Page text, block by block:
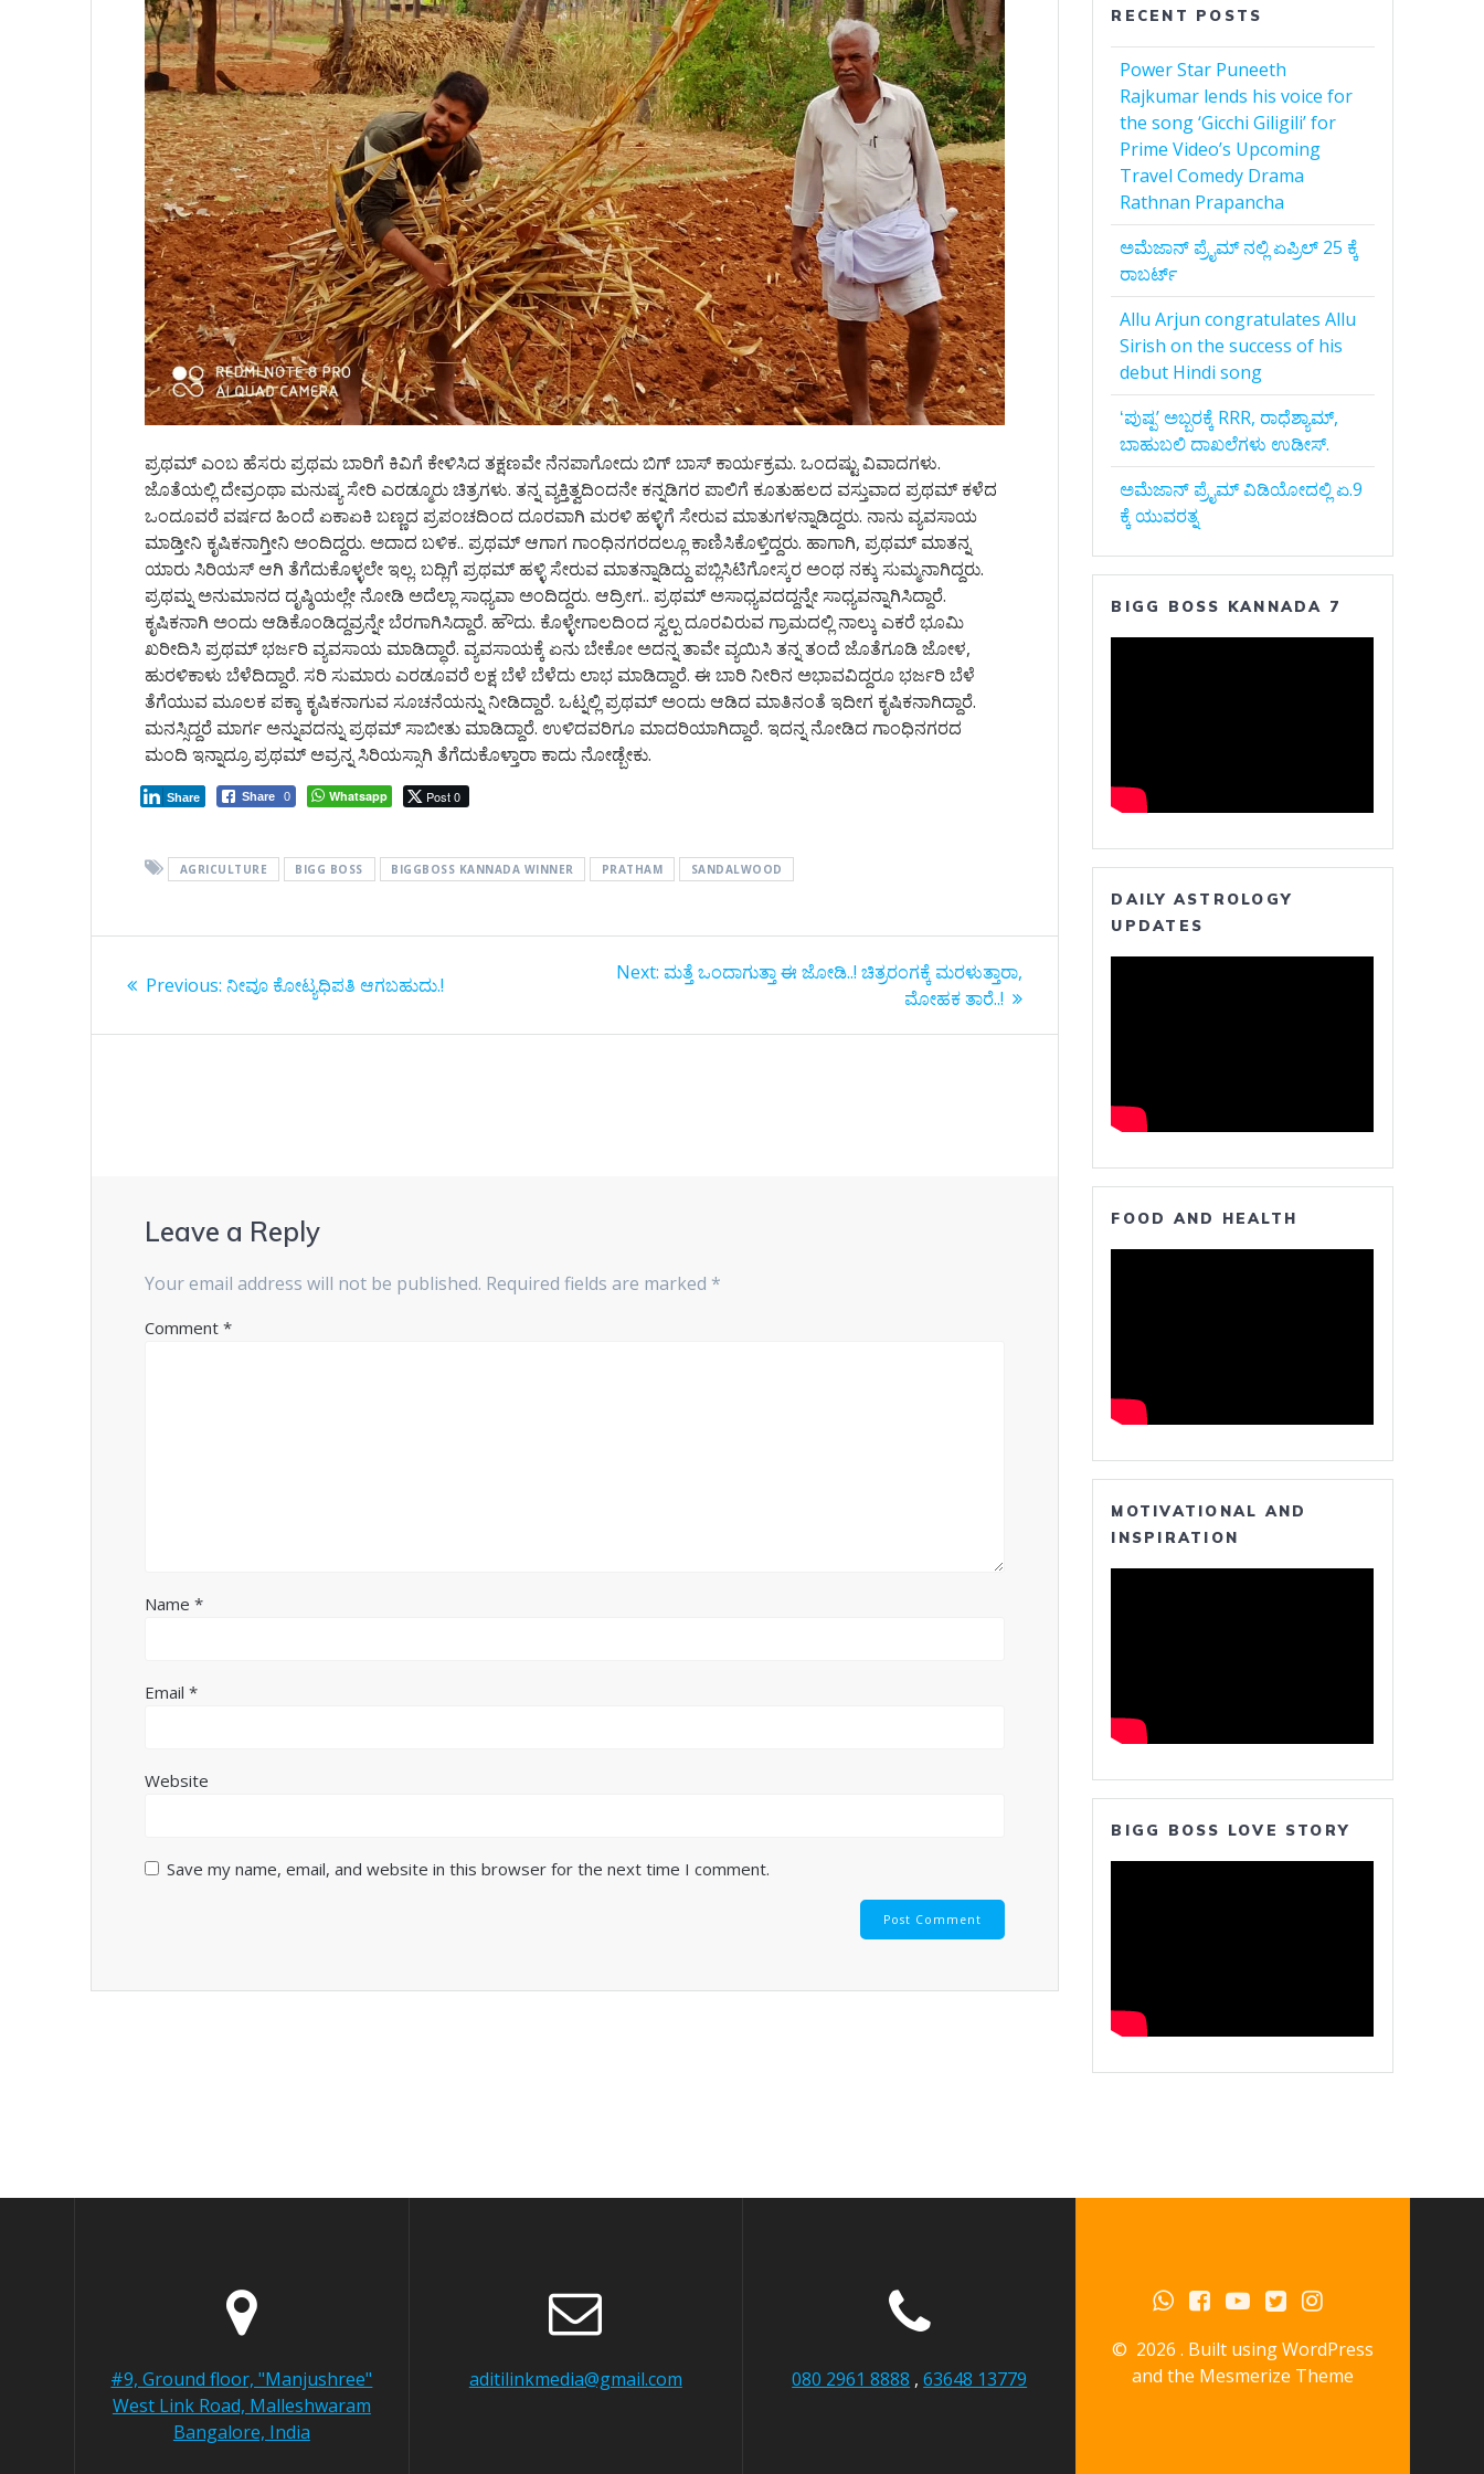
ಪ್ರಥಮ್ ಎಂಬ ಹೆಸರು ಪ್ರಥಮ ಬಾರಿಗೆ ಕಿವಿಗೆ ಕೇಳಿಸಿದ ತಕ್ಷಣವೇ ನೆನಪಾಗೋದು ಬಿಗ್ ಬಾಸ್ ಕಾರ್ಯಕ್ರಮ. ಒಂದಷ್ಟು ವಿವಾದಗಳು.
ಜೊತೆಯಲ್ಲಿ ದೇವ್ರಂಥಾ ಮನುಷ್ಯ ಸೇರಿ ಎರಡ್ಮೂರು ಚಿತ್ರಗಳು. ತನ್ನ ವ್ಯಕ್ತಿತ್ವದಿಂದನೇ ಕನ್ನಡಿಗರ ಪಾಲಿಗೆ ಕೂತುಹಲದ ವಸ್ತುವಾದ ಪ್ರಥಮ್ ಕಳೆದ
ಒಂದೂವರೆ ವರ್ಷದ ಹಿಂದೆ ಏಕಾಏಕಿ ಬಣ್ಣದ ಪ್ರಪಂಚದಿಂದ ದೂರವಾಗಿ ಮರಳಿ ಹಳ್ಳಿಗೆ ಸೇರುವ ಮಾತುಗಳನ್ನಾಡಿದ್ದರು. ನಾನು ವ್ಯವಸಾಯ
ಮಾಡ್ತೀನಿ ಕೃಷಿಕನಾಗ್ತೀನಿ ಅಂದಿದ್ದರು. ಅದಾದ ಬಳಿಕ.. ಪ್ರಥಮ್ ಆಗಾಗ ಗಾಂಧಿನಗರದಲ್ಲೂ ಕಾಣಿಸಿಕೊಳ್ತಿದ್ದರು. ಹಾಗಾಗಿ, ಪ್ರಥಮ್ ಮಾತನ್ನ
ಯಾರು ಸಿರಿಯಸ್ ಆಗಿ ತೆಗೆದುಕೊಳ್ಳಲೇ ಇಲ್ಲ. ಬದ್ಲಿಗೆ ಪ್ರಥಮ್ ಹಳ್ಳಿ ಸೇರುವ ಮಾತನ್ನಾಡಿದ್ದು ಪಬ್ಲಿಸಿಟಿಗೋಸ್ಕರ ಅಂಥ ನಕ್ಕು ಸುಮ್ಮನಾಗಿದ್ದರು.
ಪ್ರಥಮ್ನ ಅನುಮಾನದ ದೃಷ್ಠಿಯಲ್ಲೇ ನೋಡಿ ಅದೆಲ್ಲಾ ಸಾಧ್ಯವಾ ಅಂದಿದ್ದರು. ಆದ್ರೀಗ.. ಪ್ರಥಮ್ ಅಸಾಧ್ಯವದದ್ದನ್ನೇ ಸಾಧ್ಯವನ್ನಾಗಿಸಿದ್ದಾರೆ.
ಕೃಷಿಕನಾಗಿ ಅಂದು ಆಡಿಕೊಂಡಿದ್ದವ್ರನ್ನೇ ಬೆರಗಾಗಿಸಿದ್ದಾರೆ. ಹೌದು. ಕೊಳ್ಳೇಗಾಲದಿಂದ ಸ್ವಲ್ಪ ದೂರವಿರುವ ಗ್ರಾಮದಲ್ಲಿ ನಾಲ್ಕು ಎಕರೆ ಭೂಮಿ
ಖರೀದಿಸಿ ಪ್ರಥಮ್ ಭರ್ಜರಿ ವ್ಯವಸಾಯ ಮಾಡಿದ್ಧಾರೆ. ವ್ಯವಸಾಯಕ್ಕೆ ಏನು ಬೇಕೋ ಅದನ್ನ ತಾವೇ ವ್ಯಯಿಸಿ ತನ್ನ ತಂದೆ ಜೊತೆಗೂಡಿ ಜೋಳ,
ಹುರಳಿಕಾಳು ಬೆಳೆದಿದ್ದಾರೆ. ಸರಿ ಸುಮಾರು ಎರಡೂವರೆ ಲಕ್ಷ ಬೆಳೆ ಬೆಳೆದು ಲಾಭ ಮಾಡಿದ್ದಾರೆ. ಈ ಬಾರಿ ನೀರಿನ ಅಭಾವವಿದ್ದರೂ ಭರ್ಜರಿ ಬೆಳೆ
ತೆಗೆಯುವ ಮೂಲಕ ಪಕ್ಕಾ ಕೃಷಿಕನಾಗುವ ಸೂಚನೆಯನ್ನು ನೀಡಿದ್ದಾರೆ. ಒಟ್ನಲ್ಲಿ ಪ್ರಥಮ್ ಅಂದು ಆಡಿದ ಮಾತಿನಂತೆ ಇದೀಗ ಕೃಷಿಕನಾಗಿದ್ದಾರೆ.
ಮನಸ್ಸಿದ್ದರೆ ಮಾರ್ಗ ಅನ್ನುವದನ್ನು ಪ್ರಥಮ್ ಸಾಬೀತು ಮಾಡಿದ್ದಾರೆ. ಉಳಿದವರಿಗೂ ಮಾದರಿಯಾಗಿದ್ದಾರೆ. ಇದನ್ನ ನೋಡಿದ ಗಾಂಧಿನಗರದ
ಮಂದಿ ಇನ್ನಾದ್ರೂ ಪ್ರಥಮ್ ಅವ್ರನ್ನ ಸಿರಿಯಸ್ಸಾಗಿ ತೆಗೆದುಕೊಳ್ತಾರಾ ಕಾದು ನೋಡ್ಬೇಕು.
Share 0 Whatsapp Post 0
Share
AGRICULTURE BIGG BOSS BIGGBOSS KANNADA WINNER PRATHAM SANDALWOOD
navigation
Previous: Previous
ನೀವೂ ಕೋಟ್ಯಧಿಪತಿ ಆಗಬಹುದು.!
Next: Next
ಮತ್ತೆ ಒಂದಾಗುತ್ತಾ ಈ ಜೋಡಿ..! ಚಿತ್ರರಂಗಕ್ಕೆ ಮರಳುತ್ತಾರಾ,
ಮೋಹಕ ತಾರೆ..!
Leave a Reply
Your email address will not be published. Required fields are marked *
Comment*
Name*
Email*
Website
Save my name, email, and website in this browser for the next time I comment.
RECENT POSTS
Power Star Puneeth
Rajkumar lends his voice for
the song ‘Gicchi Giligili’ for
Prime Video’s Upcoming
Travel Comedy Drama
Rathnan Prapancha
ಅಮೆಜಾನ್‌ ಪ್ರೈಮ್‌ ನಲ್ಲಿ ಏಪ್ರಿಲ್‌ 25 ಕ್ಕೆ
ರಾಬರ್ಟ್‌
Allu Arjun congratulates Allu
Sirish on the success of his
debut Hindi song
ʻಪುಷ್ಪʼ ಅಬ್ಬರಕ್ಕೆ RRR, ರಾಧೆಶ್ಯಾಮ್,
ಬಾಹುಬಲಿ ದಾಖಲೆಗಳು ಉಡೀಸ್.
ಅಮೆಜಾನ್‌ ಪ್ರೈಮ್‌ ವಿಡಿಯೋದಲ್ಲಿ ಏ.9
ಕ್ಕೆ ಯುವರತ್ನ
BIGG BOSS KANNADA 7
DAILY ASTROLOGY
UPDATES
FOOD AND HEALTH
MOTIVATIONAL AND
INSPIRATION
BIGG BOSS LOVE STORY
#9, Ground floor, "Manjushree"
West Link Road, Malleshwaram
Bangalore, India
aditilinkmedia@gmail.com 080 2961 8888 ,63648 13779
© 2026 . Built using WordPress
and the Mesmerize Theme